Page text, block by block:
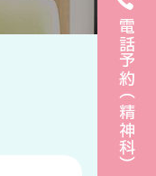
電話予約（精神科）